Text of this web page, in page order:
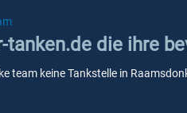
tanken.de die ihre
team keine Tankstelle in